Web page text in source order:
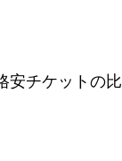
安チケットの比